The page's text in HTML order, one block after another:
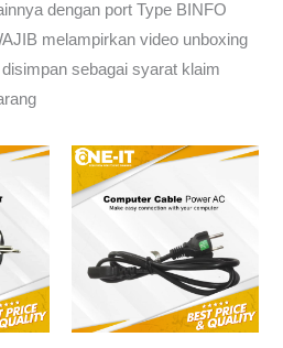
dengan port Type BINFO
melampirkan video unboxing
sebagai syarat klaim